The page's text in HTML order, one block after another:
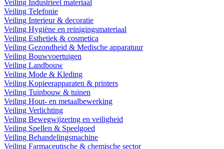
Veiling Industrieel materiaal
Veiling Telefonie
Veiling Interieur & decoratie
Veiling Hygiëne en reinigingsmateriaal
Veiling Esthetiek & cosmetica
Veiling Gezondheid & Medische apparatuur
Veiling Bouwvoertuigen
Veiling Landbouw
Veiling Mode & Kleding
Veiling Kopieerapparaten & printers
Veiling Tuinbouw & tuinen
Veiling Hout- en metaalbewerking
Veiling Verlichting
Veiling Bewegwijzering en veiligheid
Veiling Spellen & Speelgoed
Veiling Behandelingsmachine
Veiling Farmaceutische & chemische sector